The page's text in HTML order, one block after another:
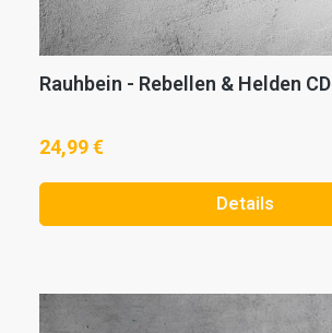
Rauhbein - Rebellen & Helden CD
24,99 €
Details